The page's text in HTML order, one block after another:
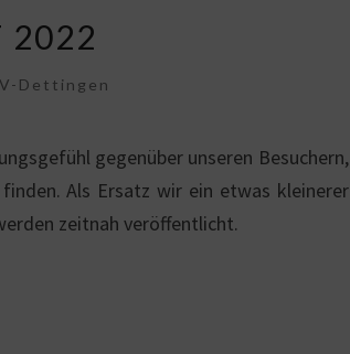
2022
Dettingen
gegenüber unseren Besuchern,
Als Ersatz wir ein etwas kleinerer
zeitnah veröffentlicht.